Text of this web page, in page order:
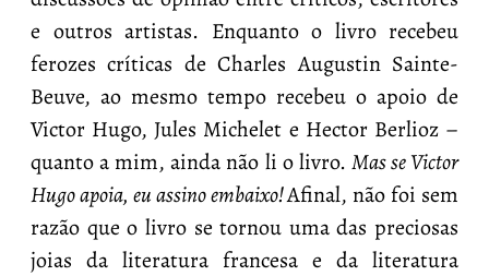
e outros artistas. Enquanto o livro recebeu
ferozes críticas de Charles Augustin Sainte-
Beuve, ao mesmo tempo recebeu o apoio de
Victor Hugo, Jules Michelet e Hector Berlioz –
quanto a mim, ainda não li o livro. Mas se Victor
Hugo apoia, eu assino embaixo!Afinal, não foi sem
razão que o livro se tornou uma das preciosas
joias da literatura francesa e da literatura